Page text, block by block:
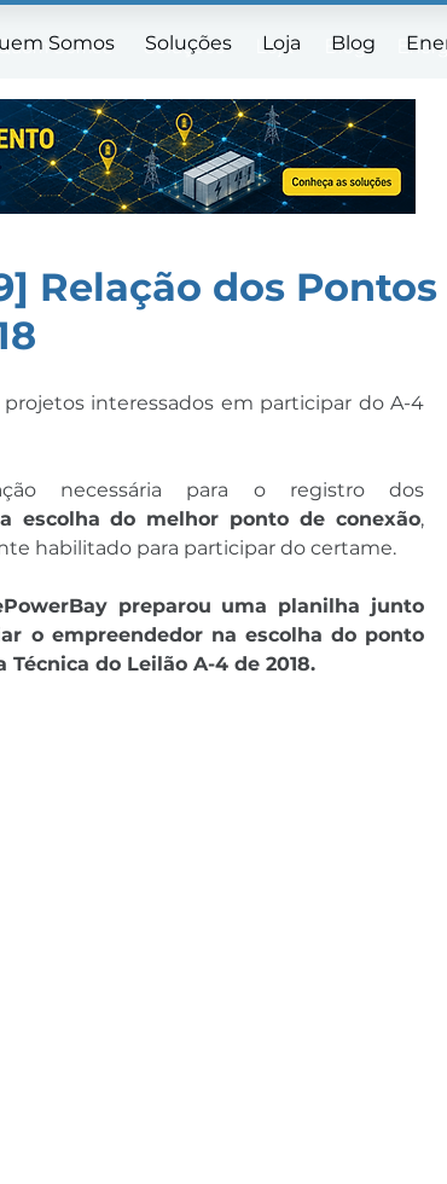
Somos Soluções Loja Blog
Somos Soluções Loja Blog
Relação dos Pontos
interessados em participar do A-4
necessária para o registro dos
escolha do melhor ponto de conexão,
habilitado para participar do certame.
preparou uma planilha junto
o empreendedor na escolha do ponto
do Leilão A-4 de 2018.